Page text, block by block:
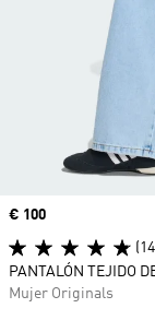
Precio
€ 100
PANTALÓN TEJIDO
Mujer Originals